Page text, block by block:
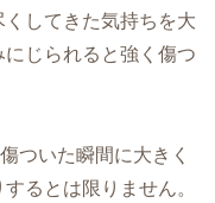
してきた気持ちを大
じられると強く傷つ
ついた瞬間に大きく
るとは限りません。